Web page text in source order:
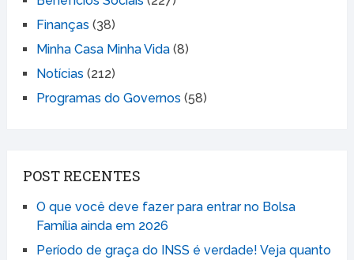
Finanças (38)
Minha Casa Minha Vida(8)
Notícias (212)
Programas do Governos (58)
POST RECENTES
O que você deve fazer para entrar no Bolsa
Família ainda em 2026
Período de graça do INSS é verdade! Veja quanto